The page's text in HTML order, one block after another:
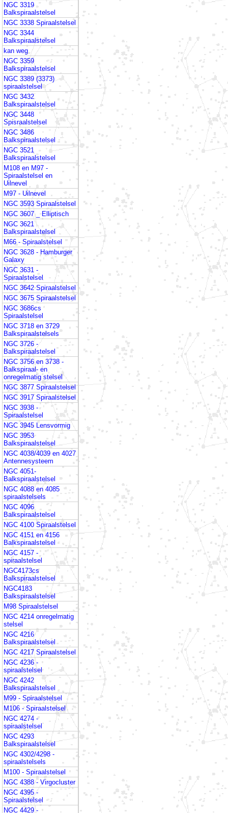
NGC 3319
Balkspiraalstelsel
NGC 3338 Spiraalstelsel
NGC 3344
Balkspiraalstelsel
kan weg
NGC 3359
Balkspiraalstelsel
NGC 3389 (3373)
spiraalstelsel
NGC 3432
Balkspiraalstelsel
NGC 3448
Spisraalstelsel
NGC 3486
Balkspiraalstelsel
NGC 3521
Balkspiraalstelsel
M108 en M97 -
Spiraalstelsel en
Uilnevel
M97 - Uilnevel
NGC 3593 Spiraalstelsel
NGC 3607 _ Elliptisch
NGC 3621
Balkspiraalstelsel
M66 - Spiraalstelsel
NGC 3628 - Hamburger
Galaxy
NGC 3631 -
Spiraalstelsel
NGC 3642 Spiraalstelsel
NGC 3675 Spiraalstelsel
NGC 3686cs
Spiraalstelsel
NGC 3718 en 3729
Balkspiraalstelsels
NGC 3726 -
Balkspiraalstelsel
NGC 3756 en 3738 -
Balkspiraal- en
onregelmatig stelsel
NGC 3877 Spiraalstelsel
NGC 3917 Spiraalstelsel
NGC 3938 -
Spiraalstelsel
NGC 3945 Lensvormig
NGC 3953
Balkspiraalstelsel
NGC 4038/4039 en 4027
Antennesysteem
NGC 4051-
Balkspiraalstelsel
NGC 4088 en 4085
spiraalstelsels
NGC 4096
Balkspiraalstelsel
NGC 4100 Spiraalstelsel
NGC 4151 en 4156
Balkspiraalstelsel
NGC 4157 -
spiraalstelsel
NGC4173cs
Balkspiraalstelsel
NGC4183
Balkspiraalstelsel
M98 Spiraalstelsel
NGC 4214 onregelmatig
stelsel
NGC 4216
Balkspiraalstelsel
NGC 4217 Spiraalstelsel
NGC 4236 -
spiraalstelsel
NGC 4242
Balkspiraalstelsel
M99 - Spiraalstelsel
M106 - Spiraalstelsel
NGC 4274 -
spiraalstelsel
NGC 4293
Balkspiraalstelsel
NGC 4302/4298 -
spiraalstelsels
M100 - Spiraalstelsel
NGC 4388 - Virgocluster
NGC 4395 -
Spiraalstelsel
NGC 4429 -